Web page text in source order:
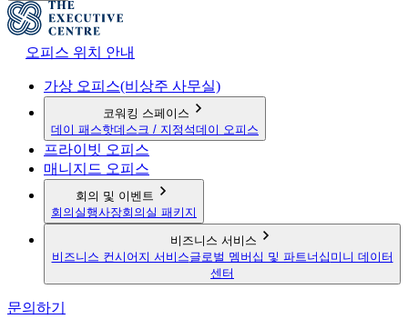
오피스 위치 안내
가상 오피스(비상주 사무실)
코워킹 스페이스
데이 패스핫데스크 / 지정석데이 오피스
프라이빗 오피스
매니지드 오피스
회의 및 이벤트
회의실행사장회의실 패키지
비즈니스 서비스
비즈니스 컨시어지 서비스글로벌 멤버십 및 파트너십 미니 데이터
센터
문의하기